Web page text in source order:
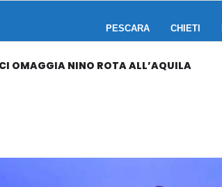
PESCARA CHIETI
OMAGGIA NINO ROTA ALL’AQUILA